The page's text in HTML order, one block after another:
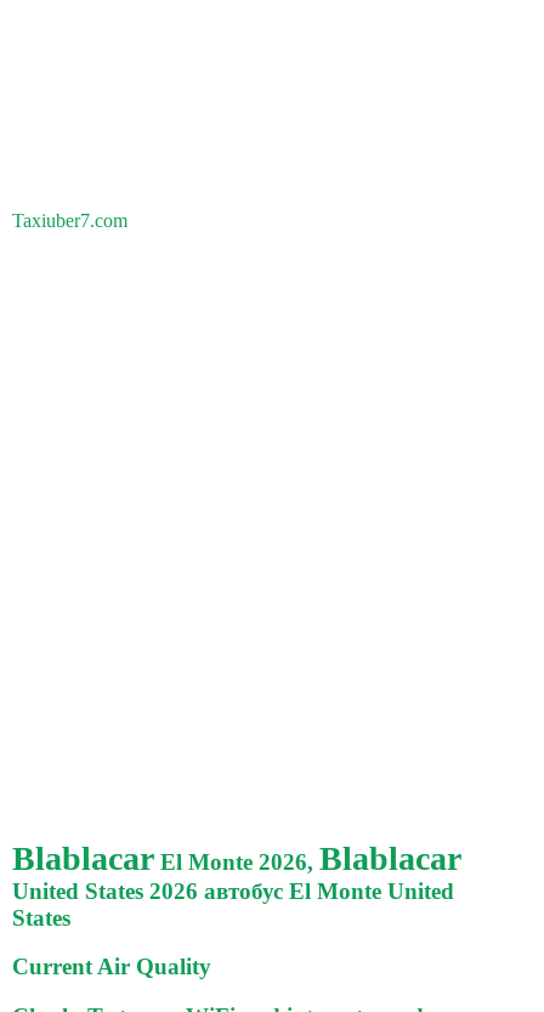
Taxiuber7.com
Blablacar El Monte 2026, Blablacar
United States 2026 автобус El Monte United
States
Current Air Quality